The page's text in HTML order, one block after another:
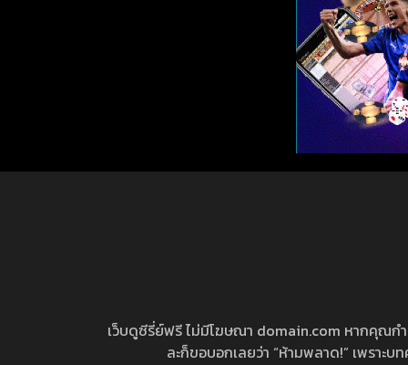
เว็บดูซีรี่ย์ฟรี ไม่มีโฆษณา domain.com หากคุณก
ละก็ขอบอกเลยว่า “ห้ามพลาด!” เพราะ